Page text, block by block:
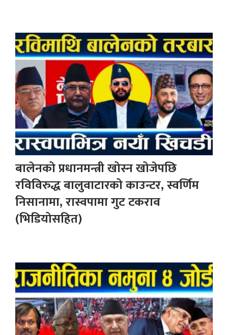
बालेनको प्रधानमन्त्री खोस्न खोजेपछि
रविविरुद्ध बालुवाटारको काउन्टर, स्वर्णिम
निसानामा, रास्वपामा गुट टकराव
(भिडियोसहित)